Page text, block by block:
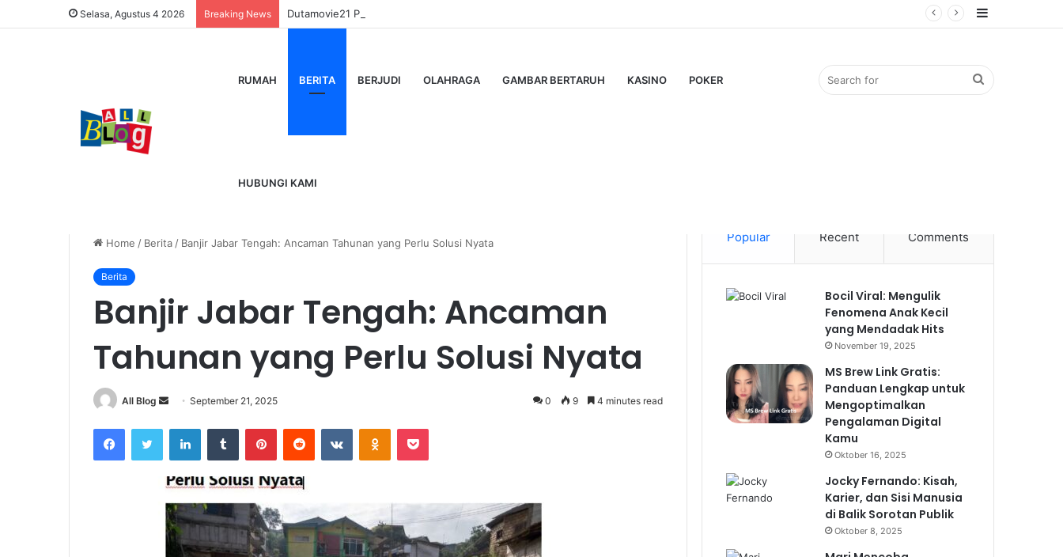
Selasa, Agustus 4 2026 Breaking News Dutamovie21 Pro: Panduan Lengkap untuk Pengguna Modern Sidebar
RUMAH BERITA BERJUDI OLAHRAGA GAMBAR BERTARUH KASINO POKER
HUBUNGI KAMI
Search
Home / Berita / Banjir Jabar Tengah: Ancaman Tahunan yang Perlu Solusi Nyata
Berita
Banjir Jabar Tengah: Ancaman
Tahunan yang Perlu Solusi Nyata
All Blog
Send
email
September 21, 2025 0 9 4 minutes read
FacebookTwitter LinkedInTumblr PinterestReddit VKontakteOdnoklassniki
Pocket
Popular Recent Comments
Bocil Viral: Mengulik
Fenomena Anak Kecil
yang Mendadak Hits
November 19, 2025
MS Brew Link Gratis:
Panduan Lengkap untuk
Mengoptimalkan
Pengalaman Digital
Kamu
Oktober 16, 2025
Jocky Fernando: Kisah,
Karier, dan Sisi Manusia
di Balik Sorotan Publik
Oktober 8, 2025